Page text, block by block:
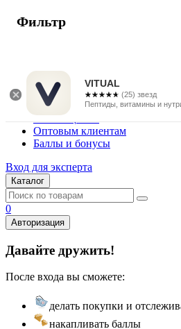
VITUAL
☆☆☆☆☆
★★★★★ (25) звезд
Пептиды, витамины и
г. Москва
Vitual Peptide
+7 (800) 101-13-25
Специалистам
Поставщикам
Оптовым клиентам
Баллы и бонусы
Вход для эксперта
Каталог
0
Авторизация
Давайте дружить!
После входа вы сможете:
делать покупки и
накапливать баллы
Фильтр